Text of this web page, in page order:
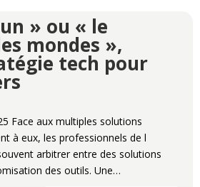
» ou « le
mondes »,
tech pour
Face aux multiples solutions
à eux, les professionnels de l
arbitrer entre des solutions
des outils. Une…